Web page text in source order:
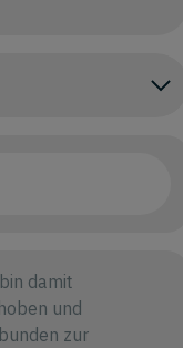
damit
und
zur